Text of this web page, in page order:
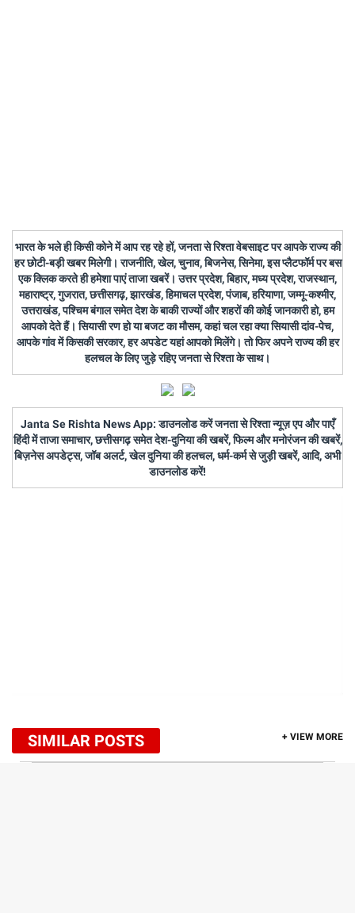
भारत के भले ही किसी कोने में आप रह रहे हों, जनता से रिश्ता वेबसाइट पर आपके राज्य की
हर छोटी-बड़ी खबर मिलेगी। राजनीति, खेल, चुनाव, बिजनेस, सिनेमा, इस प्लैटफॉर्म पर बस
एक क्लिक करते ही हमेशा पाएं ताजा खबरें। उत्तर प्रदेश, बिहार, मध्य प्रदेश, राजस्थान,
महाराष्ट्र, गुजरात, छत्तीसगढ़, झारखंड, हिमाचल प्रदेश, पंजाब, हरियाणा, जम्मू-कश्मीर,
उत्तराखंड, पश्चिम बंगाल समेत देश के बाकी राज्यों और शहरों की कोई जानकारी हो, हम
आपको देते हैं। सियासी रण हो या बजट का मौसम, कहां चल रहा क्या सियासी दांव-पेच,
आपके गांव में किसकी सरकार, हर अपडेट यहां आपको मिलेंगे। तो फिर अपने राज्य की हर
हलचल के लिए जुड़े रहिए जनता से रिश्ता के साथ।
Janta Se Rishta News App: डाउनलोड करें जनता से रिश्ता न्यूज़ एप और पाएँ
हिंदी में ताजा समाचार, छत्तीसगढ़ समेत देश-दुनिया की खबरें, फिल्म और मनोरंजन की खबरें,
बिज़नेस अपडेट्स, जॉब अलर्ट, खेल दुनिया की हलचल, धर्म-कर्म से जुड़ी खबरें, आदि, अभी
डाउनलोड करें!
SIMILAR POSTS + VIEW MORE